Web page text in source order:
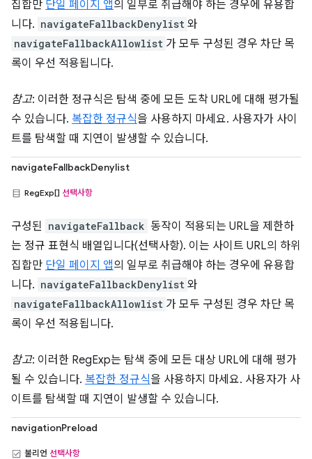
집합만 단일 페이지 앱의 일부로 취급해야 하는 경우에 유용합
니다. navigateFallbackDenylist 와
navigateFallbackAllowlist 가 모두 구성된 경우 차단 목
록이 우선 적용됩니다.
참고: 이러한 정규식은 탐색 중에 모든 도착 URL에 대해 평가될
수 있습니다. 복잡한 정규식을 사용하지 마세요. 사용자가 사이
트를 탐색할 때 지연이 발생할 수 있습니다.
navigateFallbackDenylist
RegExp[] 선택사항
구성된 navigateFallback 동작이 적용되는 URL을 제한하
는 정규 표현식 배열입니다(선택사항). 이는 사이트 URL의 하위
집합만 단일 페이지 앱의 일부로 취급해야 하는 경우에 유용합
니다. navigateFallbackDenylist 와
navigateFallbackAllowlist 가 모두 구성된 경우 차단 목
록이 우선 적용됩니다.
참고: 이러한 RegExp는 탐색 중에 모든 대상 URL에 대해 평가
될 수 있습니다. 복잡한 정규식을 사용하지 마세요. 사용자가 사
이트를 탐색할 때 지연이 발생할 수 있습니다.
navigationPreload
불리언 선택사항